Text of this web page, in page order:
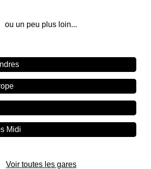
ou un peu plus loin...
Midi
Voir toutes les gares